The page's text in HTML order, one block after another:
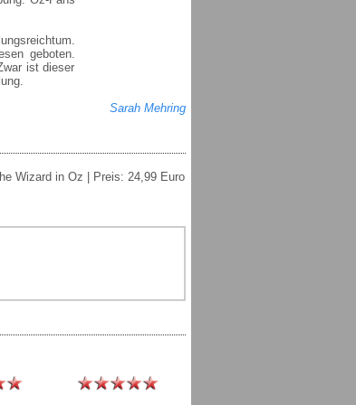
geboten.
ist dieser
Sarah Mehring
Wizard in Oz | Preis: 24,99 Euro